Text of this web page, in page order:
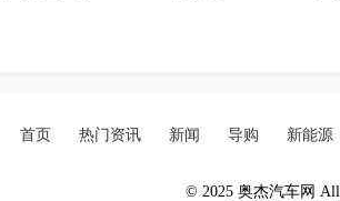
首页 热门资讯 新闻 导购 新能源
© 2025 奥杰汽车网 All